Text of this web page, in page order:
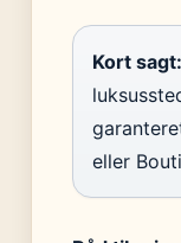
Kort sagt:
eller